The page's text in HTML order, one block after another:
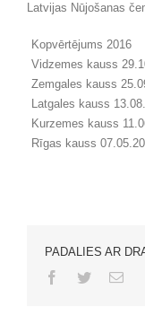
Latvijas Nūjošanas
Kopvērtējums 2016
Vidzemes kauss
Zemgales kauss
Latgales kauss
Kurzemes kauss
Rīgas kauss
PADALIES AR
Facebook
Twitter